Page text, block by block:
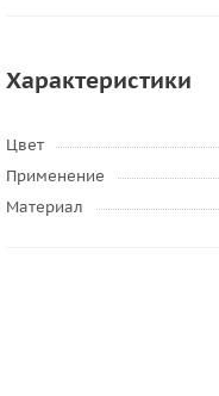
Характеристики
Цвет
Применение
Материал